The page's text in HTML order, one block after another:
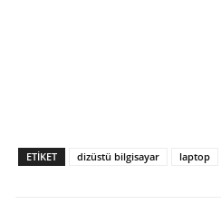
ETIKET dizüstü bilgisayar laptop